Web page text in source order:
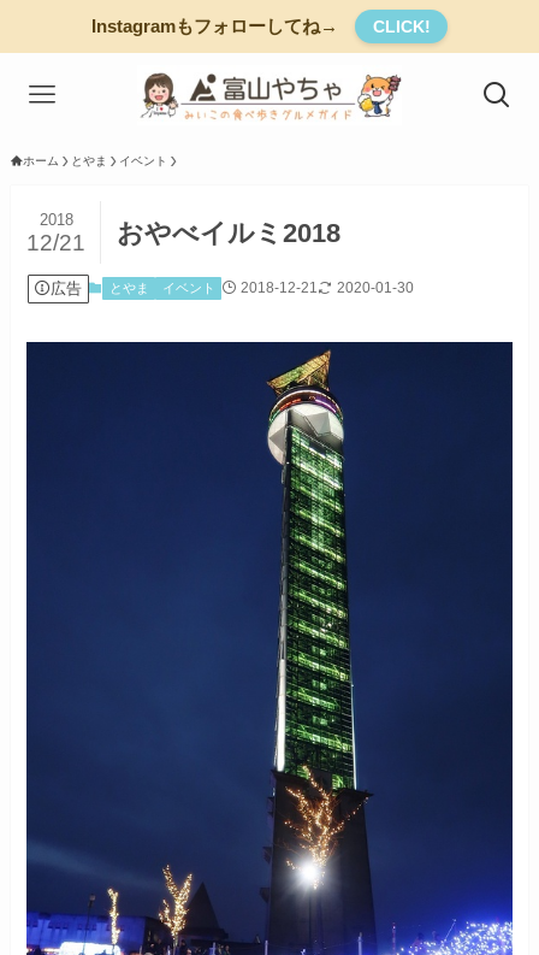
Instagramもフォローしてね→ CLICK!
ホーム とやま イベント
おやべイルミ2018
2018
12/21
広告 とやま イベント 2018-12-21 2020-01-30